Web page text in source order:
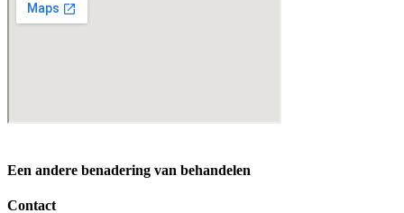
Een andere benadering van behandelen
Contact